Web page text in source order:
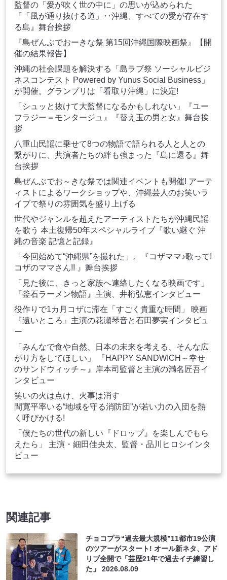
監督の「愛が吹く世の中に」の思いが込められた
『「風が通り抜ける道」‥沖縄、すべての愛が存在す
る島』舞台挨拶
『島ぜんぶでおーきな祭 第15回沖縄国際映画祭』【開
催の結果報告】
沖縄の社会課題を解決する「島ラブ祭 ソーシャルビジ
ネスコンテスト Powered by Yunus Social Business」
が開催。グランプリは「看取り沖縄」に決定!
「シュッと抜けて大監督になるかもしれない」『ユー
フラジー＝モンタージュ』『替え玉の男と女』舞台挨
拶
八重山民謡に乗せて8つの物語で語られる人と人との
繋がりに、共演者たちの絆も強まった『島に還る』舞
台挨拶
島ぜんぶでお～きな祭では関連イベントも開催! アーテ
ィストによるワークショップや、沖縄芸人のお笑いラ
イブで祭りの雰囲気を盛り上げる
世代やジャンルを超えたアーティストたちが沖縄民謡
を歌う 本土復帰50年スペシャルライブ『歌い継ぐ 沖
縄の音楽 記憶と記録』
「今回始めて“沖縄県”を撮れた」。『コザママ♪歌って!
コザのママさん!! 』舞台挨拶
「見た後に、きっと家族へ連絡したくなる映画です」
『釜石ラーメン物語』主演、井桁弘恵インタビュー
役作りで1カ月コザに滞在「すごく貴重な時間」 映画
『遠いところ』主演の花瀬琴音と石田夢実インタビュ
ー
「みんなで食や自然、日本の未来を考える、そんな広
がり方をしてほしい」 『HAPPY SANDWICH～幸せ
のサンドウィッチ～』岸本司監督と主演の満名匠吾イ
ンタビュー
笑いの火は点け、火事は消す
間寛平率いる“地域を守る消防団”が若い力の入団を熱
く呼びかける!
「僕たちの世代の新しい『ドロップ』を楽しんでもら
えたら」 主演・細田佳央太、監督・品川ヒロシインタ
ビュー
関連記事
チョコプラ“過去最大規模”11都市19公演
のツアーがスタート! オール新ネタ、アド
リブ全開で「芸歴21年で過去イチ練習し
た」2026.08.09